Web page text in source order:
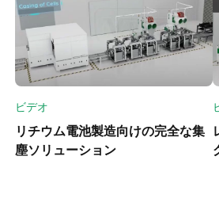
ビデオ
リチウム電池製造向けの完全な集
塵ソリューション